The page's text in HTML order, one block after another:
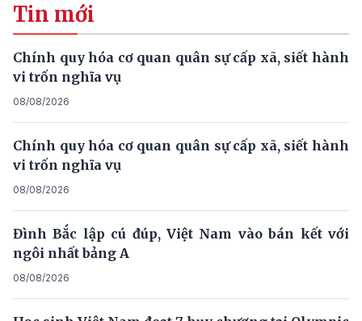
Tin mới
Chính quy hóa cơ quan quân sự cấp xã, siết hành
vi trốn nghĩa vụ
08/08/2026
Chính quy hóa cơ quan quân sự cấp xã, siết hành
vi trốn nghĩa vụ
08/08/2026
Đình Bắc lập cú đúp, Việt Nam vào bán kết với
ngôi nhất bảng A
08/08/2026